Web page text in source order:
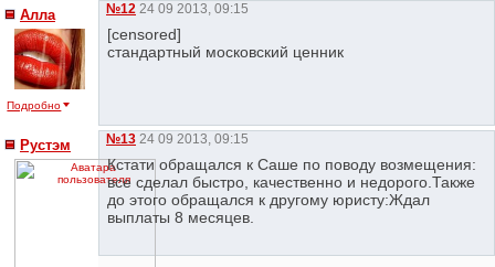
Алла
Подробно
№12 24 09 2013, 09:15
[censored]
стандартный московский ценник
Рустэм №13 24 09 2013, 09:15
Кстати обращался к Саше по поводу возмещения:
все сделал быстро, качественно и недорого.Также
до этого обращался к другому юристу:Ждал
выплаты 8 месяцев.